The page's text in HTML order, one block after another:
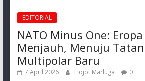
EDITORIAL
NATO Minus One:
Menjauh, Menuju
Multipolar Baru
7 April 2026 Hojot Marluga 0